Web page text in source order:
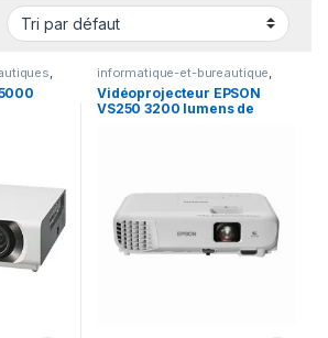
, informatique-et-bureautique,
Informatiques et bureautiques
Multimédia
Vidéoprojecteur EPSON
VS250 3200 lumens de